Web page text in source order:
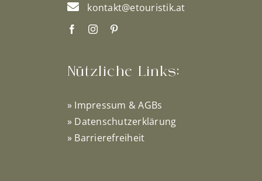
kontakt@etouristik.at
Nützliche Links:
» Impressum & AGBs
» Datenschutzerklärung
» Barrierefreiheit